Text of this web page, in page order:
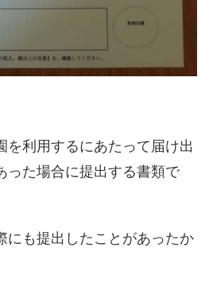
を利用するにあたって届け出
った場合に提出する書類で
にも提出したことがあったか